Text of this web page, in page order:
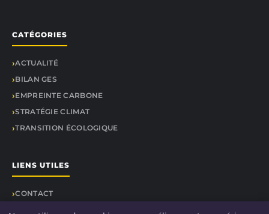
CATÉGORIES
ACTUALITÉ
BILAN GES
EMPREINTE CARBONE
STRATÉGIE CLIMAT
TRANSITION ÉCOLOGIQUE
LIENS UTILES
CONTACT